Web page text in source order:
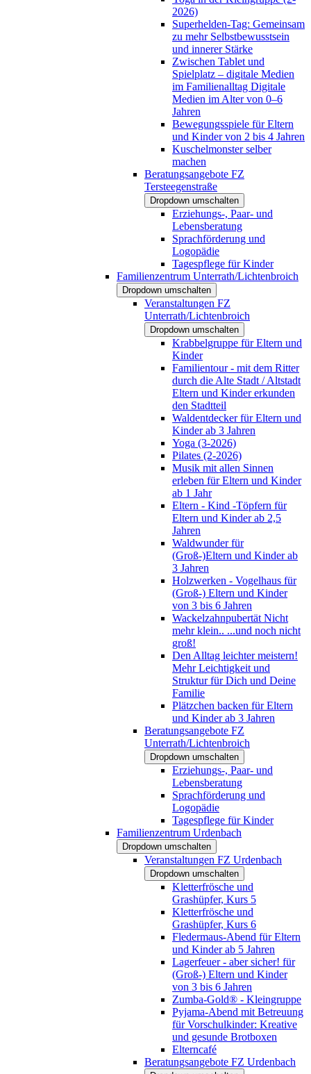
2026)
Superhelden-Tag: Gemeinsam
zu mehr Selbstbewusstsein
und innerer Stärke
Zwischen Tablet und
Spielplatz – digitale Medien
im Familienalltag Digitale
Medien im Alter von 0–6
Jahren
Bewegungsspiele für Eltern
und Kinder von 2 bis 4 Jahren
Kuschelmonster selber
machen
Beratungsangebote FZ
Tersteegenstraße
Dropdown umschalten
Erziehungs-, Paar- und
Lebensberatung
Sprachförderung und
Logopädie
Tagespflege für Kinder
Familienzentrum Unterrath/Lichtenbroich
Dropdown umschalten
Veranstaltungen FZ
Unterrath/Lichtenbroich
Dropdown umschalten
Krabbelgruppe für Eltern und
Kinder
Familientour - mit dem Ritter
durch die Alte Stadt / Altstadt
Eltern und Kinder erkunden
den Stadtteil
Waldentdecker für Eltern und
Kinder ab 3 Jahren
Yoga (3-2026)
Pilates (2-2026)
Musik mit allen Sinnen
erleben für Eltern und Kinder
ab 1 Jahr
Eltern - Kind -Töpfern für
Eltern und Kinder ab 2,5
Jahren
Waldwunder für
(Groß-)Eltern und Kinder ab
3 Jahren
Holzwerken - Vogelhaus für
(Groß-) Eltern und Kinder
von 3 bis 6 Jahren
Wackelzahnpubertät Nicht
mehr klein.. ...und noch nicht
groß!
Den Alltag leichter meistern!
Mehr Leichtigkeit und
Struktur für Dich und Deine
Familie
Plätzchen backen für Eltern
und Kinder ab 3 Jahren
Beratungsangebote FZ
Unterrath/Lichtenbroich
Dropdown umschalten
Erziehungs-, Paar- und
Lebensberatung
Sprachförderung und
Logopädie
Tagespflege für Kinder
Familienzentrum Urdenbach
Dropdown umschalten
Veranstaltungen FZ Urdenbach
Dropdown umschalten
Kletterfrösche und
Grashüpfer, Kurs 5
Kletterfrösche und
Grashüpfer, Kurs 6
Fledermaus-Abend für Eltern
und Kinder ab 5 Jahren
Lagerfeuer - aber sicher! für
(Groß-) Eltern und Kinder
von 3 bis 6 Jahren
Zumba-Gold® - Kleingruppe
Pyjama-Abend mit Betreuung
für Vorschulkinder: Kreative
und gesunde Brotboxen
Elterncafé
Beratungsangebote FZ Urdenbach